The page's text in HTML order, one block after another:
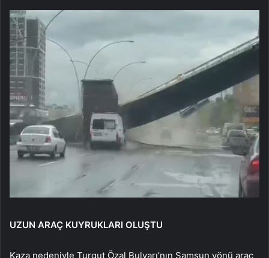
UZUN ARAÇ KUYRUKLARI OLUŞTU
Kaza nedeniyle Turgut Özal Bulvarı’nın Samsun yönü araç